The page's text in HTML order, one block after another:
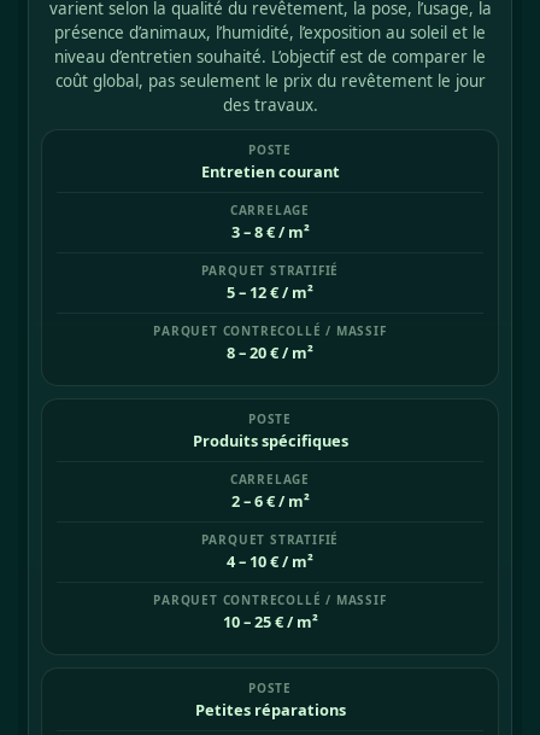
varient selon la qualité du revêtement, la pose, l’usage, la
présence d’animaux, l’humidité, l’exposition au soleil et le
niveau d’entretien souhaité. L’objectif est de comparer le
coût global, pas seulement le prix du revêtement le jour
des travaux.
Entretien courant
3 – 8 € / m²
5 – 12 € / m²
8 – 20 € / m²
Produits spécifiques
2 – 6 € / m²
4 – 10 € / m²
10 – 25 € / m²
Petites réparations